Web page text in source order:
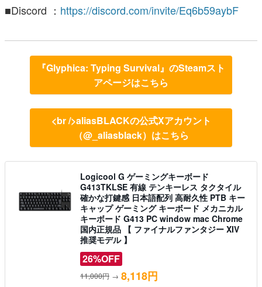
■Discord ： https://discord.com/invite/Eq6b59aybF
『Glyphica: Typing Survival』のSteamスト
アページはこちら
<br />aliasBLACKの公式Xアカウント
（@_aliasblack）はこちら
Logicool G ゲーミングキーボード
G413TKLSE 有線 テンキーレス タクタイル
確かな打鍵感 日本語配列 高耐久性 PTB キー
キャップ ゲーミング キーボード メカニカル
キーボード G413 PC window mac Chrome
国内正規品 【 ファイナルファンタジー XIV
推奨モデル 】
26%OFF
11,000円 → 8,118円